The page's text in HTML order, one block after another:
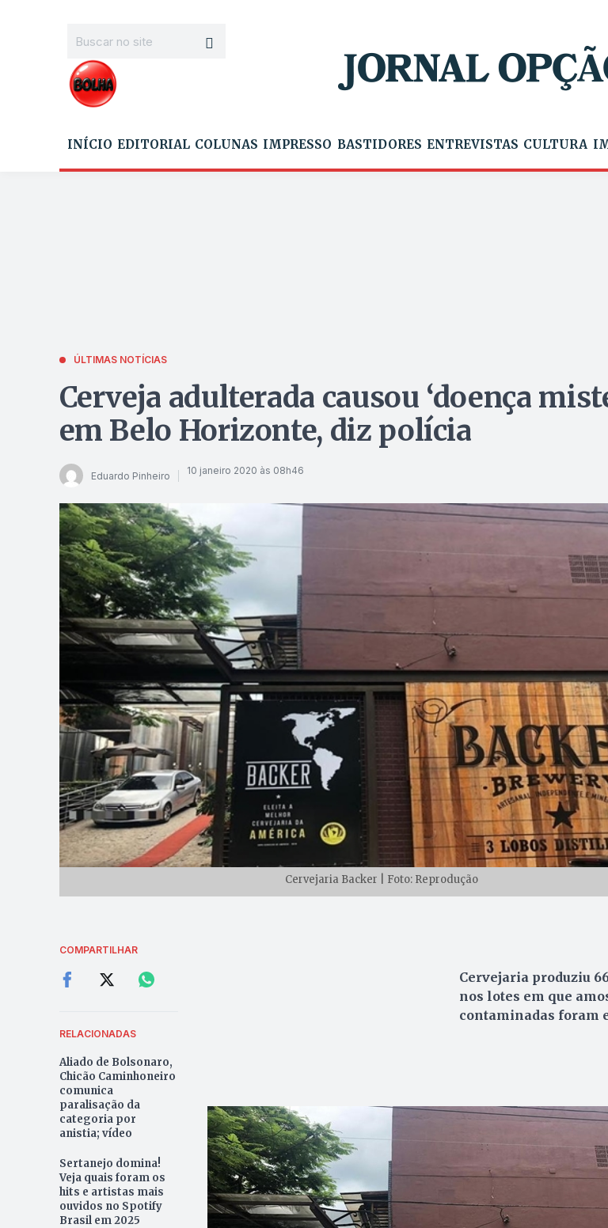
INÍCIO EDITORIAL COLUNAS IMPRESSO BASTIDORES ENTREVISTAS CULTURA
ÚLTIMAS NOTÍCIAS
Cerveja adulterada causou ‘doença
em Belo Horizonte, diz polícia
Eduardo Pinheiro 10 janeiro 2020 às 08h46
Cervejaria Backer | Foto: Reprodução
COMPARTILHAR
RELACIONADAS
Aliado de Bolsonaro,
Chicão Caminhoneiro
comunica
paralisação da
categoria por
anistia; vídeo
Sertanejo domina!
Veja quais foram os
hits e artistas mais
ouvidos no Spotify
Brasil em 2025
Cervejaria produziu
nos lotes em que
contaminadas foram